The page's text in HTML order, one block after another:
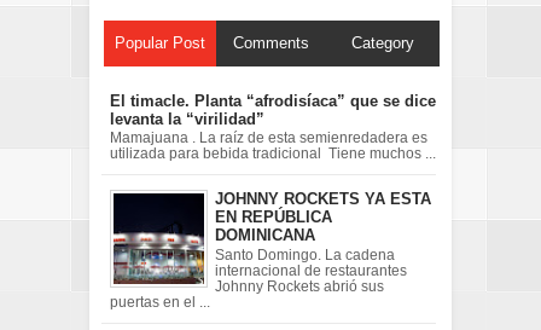
Popular Post Comments Category
El timacle. Planta “afrodisíaca” que se dice
levanta la “virilidad”
Mamajuana . La raíz de esta semienredadera es
utilizada para bebida tradicional Tiene muchos ...
JOHNNY ROCKETS YA ESTA
EN REPÚBLICA
DOMINICANA
Santo Domingo. La cadena
internacional de restaurantes
Johnny Rockets abrió sus
puertas en el ...